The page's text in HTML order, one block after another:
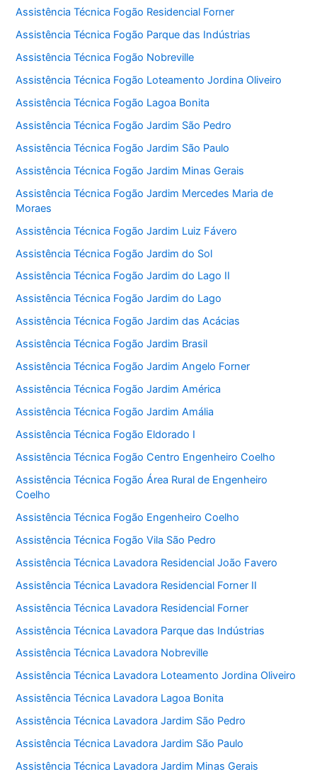
Assistência Técnica Fogão Residencial Forner
Assistência Técnica Fogão Parque das Indústrias
Assistência Técnica Fogão Nobreville
Assistência Técnica Fogão Loteamento Jordina Oliveiro
Assistência Técnica Fogão Lagoa Bonita
Assistência Técnica Fogão Jardim São Pedro
Assistência Técnica Fogão Jardim São Paulo
Assistência Técnica Fogão Jardim Minas Gerais
Assistência Técnica Fogão Jardim Mercedes Maria de
Moraes
Assistência Técnica Fogão Jardim Luiz Fávero
Assistência Técnica Fogão Jardim do Sol
Assistência Técnica Fogão Jardim do Lago II
Assistência Técnica Fogão Jardim do Lago
Assistência Técnica Fogão Jardim das Acácias
Assistência Técnica Fogão Jardim Brasil
Assistência Técnica Fogão Jardim Angelo Forner
Assistência Técnica Fogão Jardim América
Assistência Técnica Fogão Jardim Amália
Assistência Técnica Fogão Eldorado I
Assistência Técnica Fogão Centro Engenheiro Coelho
Assistência Técnica Fogão Área Rural de Engenheiro
Coelho
Assistência Técnica Fogão Engenheiro Coelho
Assistência Técnica Fogão Vila São Pedro
Assistência Técnica Lavadora Residencial João Favero
Assistência Técnica Lavadora Residencial Forner II
Assistência Técnica Lavadora Residencial Forner
Assistência Técnica Lavadora Parque das Indústrias
Assistência Técnica Lavadora Nobreville
Assistência Técnica Lavadora Loteamento Jordina Oliveiro
Assistência Técnica Lavadora Lagoa Bonita
Assistência Técnica Lavadora Jardim São Pedro
Assistência Técnica Lavadora Jardim São Paulo
Assistência Técnica Lavadora Jardim Minas Gerais